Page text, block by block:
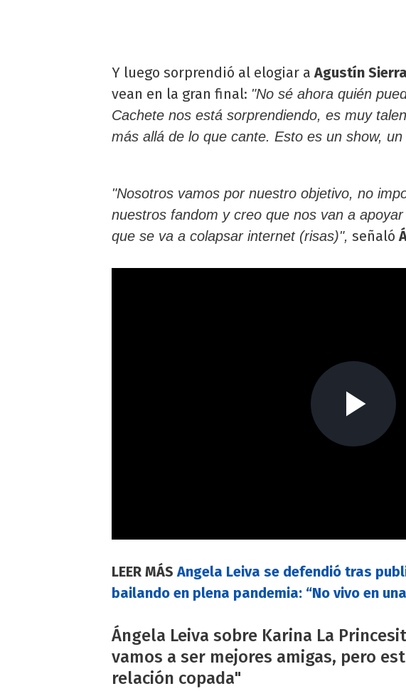
Y luego sorprendió al elogiar aAgustín Sierra
vean en la gran final: "No sé ahora quién
Cachete nos está sorprendiendo, es muy
más allá de lo que cante. Esto es un show,
"Nosotros vamos por nuestro objetivo, no
nuestros fandom y creo que nos van a
que se va a colapsar internet (risas)", señaló
LEER MÁSAngela Leiva se defendió tras
bailando en plena pandemia: “No vivo en
Ángela Leiva sobre Karina La
vamos a ser mejores amigas, pero
relación copada"